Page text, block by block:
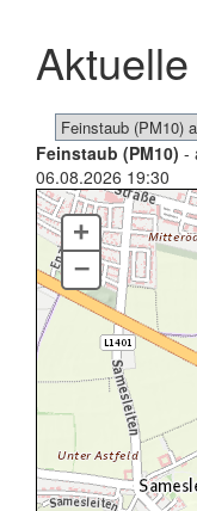
Feinstaub (PM10) -
06.08.2026 19:30
+
–